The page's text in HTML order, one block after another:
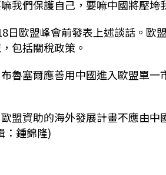
我們保護自己，要嘛中國將壓垮
日歐盟峰會前發表上述談話。歐
包括關稅政策。
魯塞爾應善用中國進入歐盟單
盟資助的海外發展計畫不應由
：鍾錦隆)